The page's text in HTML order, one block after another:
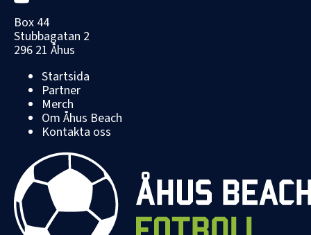
Box 44
Stubbagatan 2
296 21 Åhus
Startsida
Partner
Merch
Om Åhus Beach
Kontakta oss